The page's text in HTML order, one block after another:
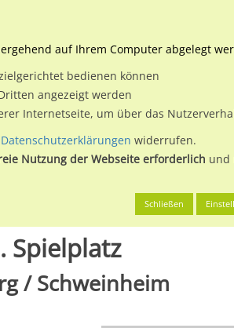
Planen & Buchen Plakatwerbung
Gutwerkstraße nh.
Spielplatz
/ Schweinheim
auf Ihrem Computer abgelegt
bedienen können
angezeigt werden
Internetseite, um über das
Datenschutzerklärungen widerrufen.
Nutzung der Webseite erforderlich und
Schließen